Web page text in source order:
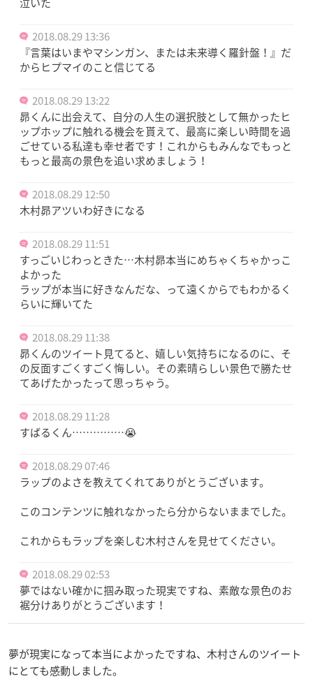
2018.08.29 13:36
『言葉はいまやマシンガン、または未来導く羅針盤！』だ
からヒプマイのこと信じてる
2018.08.29 13:22
昴くんに出会えて、自分の人生の選択肢として無かったヒ
ップホップに触れる機会を貰えて、最高に楽しい時間を過
ごせている私達も幸せ者です！これからもみんなでもっと
もっと最高の景色を追い求めましょう！
2018.08.29 12:50
木村昴アツいわ好きになる
2018.08.29 11:51
すっごいじわっときた…木村昴本当にめちゃくちゃかっこ
よかった
ラップが本当に好きなんだな、って遠くからでもわかるく
らいに輝いてた
2018.08.29 11:38
昴くんのツイート見てると、嬉しい気持ちになるのに、そ
の反面すごくすごく悔しい。その素晴らしい景色で勝たせ
てあげたかったって思っちゃう。
2018.08.29 11:28
すばるくん……………😭
2018.08.29 07:46
ラップのよさを教えてくれてありがとうございます。
このコンテンツに触れなかったら分からないままでした。
これからもラップを楽しむ木村さんを見せてください。
2018.08.29 02:53
夢ではない確かに掴み取った現実ですね、素敵な景色のお
裾分けありがとうございます！
夢が現実になって本当によかったですね、木村さんのツイート
にとても感動しました。